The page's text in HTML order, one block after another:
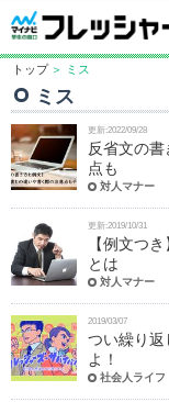
トップ ＞ ミス
ミス
更新:2022/09/28
反省文の
点も
対人マナー
更新:2019/10/31
【例文つ
とは
対人マナー
2019/03/07
つい繰り返
よ！
社会人ライフ